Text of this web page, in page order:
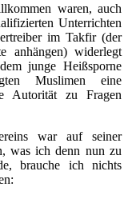
waren, auch
Unterrichten
im Takfir (der
anhängen) widerlegt
junge Heißsporne
Muslimen eine
Autorität zu Fragen
war auf seiner
was ich denn nun zu
brauche ich nichts